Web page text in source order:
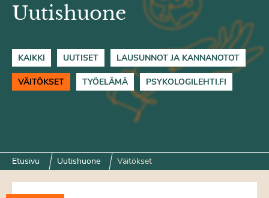
Uutishuone
KAIKKI UUTISET LAUSUNNOT JA KANNANOTOT
VÄITÖKSET TYÖELÄMÄ PSYKOLOGILEHTI.FI
Etusivu Uutishuone Väitökset